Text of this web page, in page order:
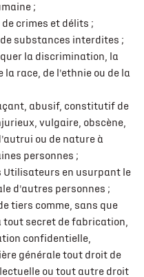
;
crimes et délits ;
substances interdites ;
la discrimination, la
la race, de l'ethnie ou de la
abusif, constitutif de
vulgaire, obscène,
ou de nature à
personnes ;
Utilisateurs en usurpant le
d'autres personnes ;
tiers comme, sans que
secret de fabrication,
confidentielle,
générale tout droit de
ou tout autre droit